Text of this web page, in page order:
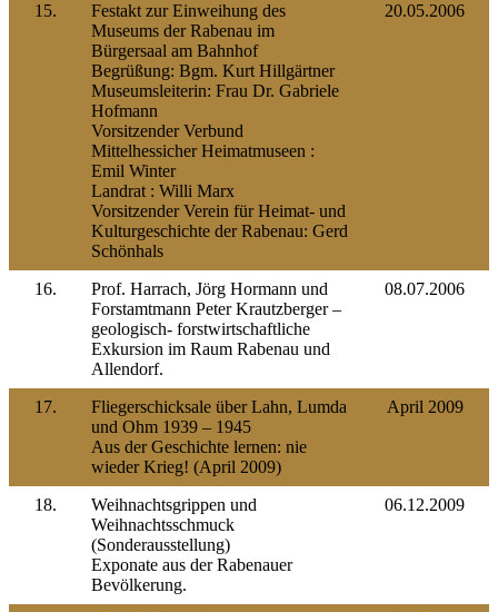
15.
Festakt zur Einweihung des
Museums der Rabenau im
Bürgersaal am Bahnhof
Begrüßung: Bgm. Kurt Hillgärtner
Museumsleiterin: Frau Dr. Gabriele
Hofmann
Vorsitzender Verbund
Mittelhessicher Heimatmuseen :
Emil Winter
Landrat : Willi Marx
Vorsitzender Verein für Heimat- und
Kulturgeschichte der Rabenau: Gerd
Schönhals
20.05.2006
16.
Prof. Harrach, Jörg Hormann und
Forstamtmann Peter Krautzberger –
geologisch- forstwirtschaftliche
Exkursion im Raum Rabenau und
Allendorf.
08.07.2006
17.
Fliegerschicksale über Lahn, Lumda
und Ohm 1939 – 1945
Aus der Geschichte lernen: nie
wieder Krieg! (April 2009)
April 2009
18.
Weihnachtsgrippen und
Weihnachtsschmuck
(Sonderausstellung)
Exponate aus der Rabenauer
Bevölkerung.
06.12.2009